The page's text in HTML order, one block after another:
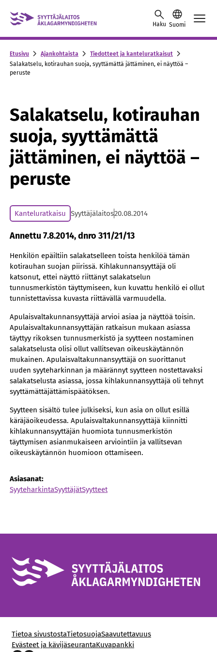
Skip to content -saavutettavuusohje
Haku Suomi
Etusivu Ajankohtaista
Tiedotteet ja kanteluratkaisut
Salakatselu, kotirauhan suoja, syyttämättä jättäminen, ei näyttöä –
peruste
Salakatselu, kotirauhan
suoja, syyttämättä
jättäminen, ei näyttöä –
peruste
Kanteluratkaisu Syyttäjälaitos20.08.2014
Annettu 7.8.2014, dnro 311/21/13
Henkilön epäiltiin salakatselleen toista henkilöä tämän
kotirauhan suojan piirissä. Kihlakunnansyyttäjä oli
katsonut, ettei näyttö riittänyt salakatselun
tunnusmerkistön täyttymiseen, kun kuvattu henkilö ei ollut
tunnistettavissa kuvasta riittävällä varmuudella.
Apulaisvaltakunnansyyttäjä arvioi asiaa ja näyttöä toisin.
Apulaisvaltakunnansyyttäjän ratkaisun mukaan asiassa
täyttyy rikoksen tunnusmerkistö ja syytteen nostaminen
salakatselusta olisi ollut vallitsevan oikeuskäytännön
mukainen. Apulaisvaltakunnansyyttäjä on suorittanut
uuden syyteharkinnan ja määrännyt syytteen nostettavaksi
salakatselusta asiassa, jossa kihlakunnansyyttäjä oli tehnyt
syyttämättäjättämispäätöksen.
Syytteen sisältö tulee julkiseksi, kun asia on ollut esillä
käräjäoikeudessa. Apulaisvaltakunnansyyttäjä kiinnitti
kihlakunnansyyttäjän huomiota tunnusmerkistön
täyttymisen asianmukaiseen arviointiin ja vallitsevan
oikeuskäytännön huomioon ottamiseen.
Asiasanat:
SyyteharkintaSyyttäjätSyytteet
Tietoa sivustostaTietosuojaSaavutettavuus
Evästeet ja kävijäseurantaKuvapankki